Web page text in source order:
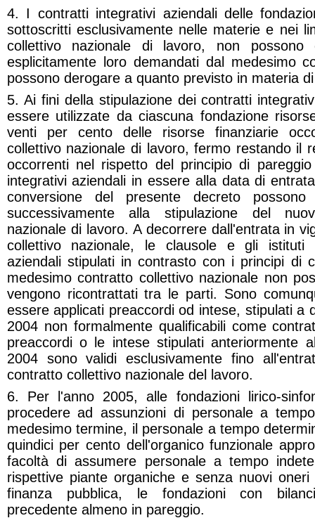
4. I contratti integrativi aziendali delle
sottoscritti esclusivamente nelle materie e nei
collettivo nazionale di lavoro, non possono
esplicitamente loro demandati dal medesimo
possono derogare a quanto previsto in materia
5. Ai fini della stipulazione dei contratti
essere utilizzate da ciascuna fondazione
venti per cento delle risorse finanziarie
collettivo nazionale di lavoro, fermo restando il
occorrenti nel rispetto del principio di
integrativi aziendali in essere alla data di
conversione del presente decreto
successivamente alla stipulazione del
nazionale di lavoro. A decorrere dall'entrata in
collettivo nazionale, le clausole e gli istituti
aziendali stipulati in contrasto con i principi di
medesimo contratto collettivo nazionale non
vengono ricontrattati tra le parti. Sono
essere applicati preaccordi od intese, stipulati a
2004 non formalmente qualificabili come
preaccordi o le intese stipulati anteriormente
2004 sono validi esclusivamente fino
contratto collettivo nazionale del lavoro.
6. Per l'anno 2005, alle fondazioni lirico-
procedere ad assunzioni di personale a
medesimo termine, il personale a tempo
quindici per cento dell'organico funzionale
facoltà di assumere personale a tempo
rispettive piante organiche e senza nuovi
finanza pubblica, le fondazioni con
precedente almeno in pareggio.